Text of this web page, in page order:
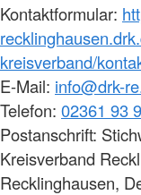
Kontaktformular:
kreisverband/
E-Mail: info@drk-
Telefon: 02361 93
Postanschrift:
Kreisverband
Recklinghausen,